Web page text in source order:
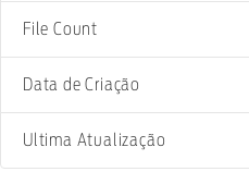
File Count
Data de Criação
Ultima Atualização